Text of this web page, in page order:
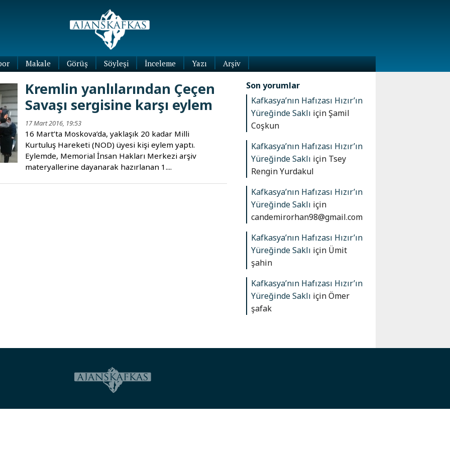
Makale Görüş Söyleşi İnceleme
Yazı
Yazıları
Blog
Arşiv
Kremlin yanlılarından Çeçen
Savaşı sergisine karşı eylem
17 Mart 2016, 19:53
16 Mart’ta Moskova’da, yaklaşık 20 kadar Milli
Kurtuluş Hareketi (NOD) üyesi kişi eylem yaptı.
Eylemde, Memorial İnsan Hakları Merkezi arşiv
materyallerine dayanarak hazırlanan 1....
Son yorumlar
Kafkasya’nın Hafızası Hızır’ın
Yüreğinde Saklı içinŞamil
Coşkun
Kafkasya’nın Hafızası Hızır’ın
Yüreğinde Saklı için Tsey
Rengin Yurdakul
Kafkasya’nın Hafızası Hızır’ın
Yüreğinde Saklı için
candemirorhan98@gmail.com
Kafkasya’nın Hafızası Hızır’ın
Yüreğinde Saklı için Ümit
şahin
Kafkasya’nın Hafızası Hızır’ın
Yüreğinde Saklı içinÖmer
şafak